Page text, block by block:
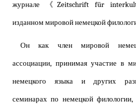
журнале 《Zeitschrift für
изданном мировой немецкой
Он как член мировой
ассоциации, принимая участие в
немецкого языка и других
семинарах по немецкой филологии,